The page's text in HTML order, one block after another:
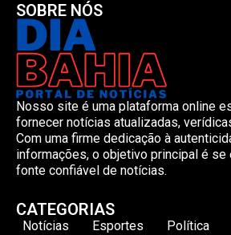
SOBRE NÓS
Nosso site é uma plataforma online
fornecer notícias atualizadas,
Com uma firme dedicação à
informações, o objetivo principal é
fonte confiável de notícias.
CATEGORIAS
Notícias Esportes Política